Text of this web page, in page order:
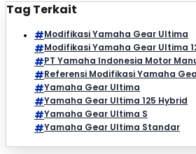
Tag Terkait
Modifikasi Yamaha Gear Ultima
Modifikasi Yamaha Gear Ultima
PT Yamaha Indonesia Motor
Referensi Modifikasi Yamaha
Yamaha Gear Ultima
Yamaha Gear Ultima 125 Hybrid
Yamaha Gear Ultima S
Yamaha Gear Ultima Standar